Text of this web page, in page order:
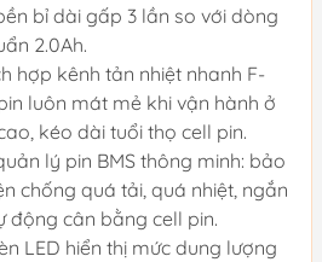
bỉ dài gấp 3 lần so với dòng
2.0Ah.
hợp kênh tản nhiệt nhanh F-
luôn mát mẻ khi vận hành ở
kéo dài tuổi thọ cell pin.
lý pin BMS thông minh: bảo
chống quá tải, quá nhiệt, ngắn
động cân bằng cell pin.
LED hiển thị mức dung lượng